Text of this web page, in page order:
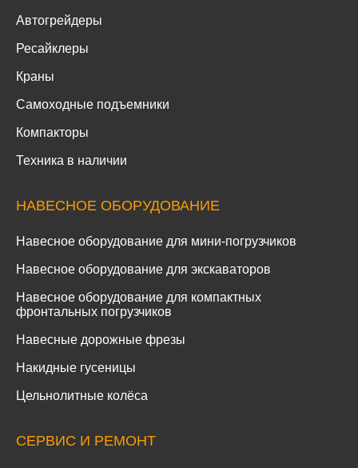
Автогрейдеры
Ресайклеры
Краны
Самоходные подъемники
Компакторы
Техника в наличии
НАВЕСНОЕ ОБОРУДОВАНИЕ
Навесное оборудование для мини-погрузчиков
Навесное оборудование для экскаваторов
Навесное оборудование для компактных
фронтальных погрузчиков
Навесные дорожные фрезы
Накидные гусеницы
Цельнолитные колёса
СЕРВИС И РЕМОНТ